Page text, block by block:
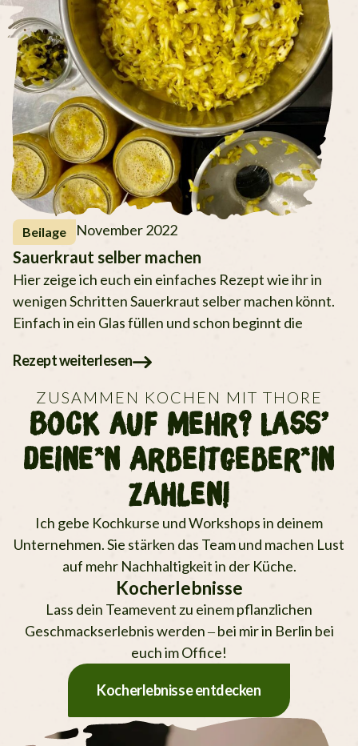
Beilage November 2022
Sauerkraut selber machen
Hier zeige ich euch ein einfaches Rezept wie ihr in
wenigen Schritten Sauerkraut selber machen könnt.
Einfach in ein Glas füllen und schon beginnt die
Rezept weiterlesen
ZUSAMMEN KOCHEN MIT THORE
Bock auf mehr? Lass’
deine*n Arbeitgeber*in
zahlen!
Ich gebe Kochkurse und Workshops in deinem
Unternehmen. Sie stärken das Team und machen Lust
auf mehr Nachhaltigkeit in der Küche.
Kocherlebnisse
Lass dein Teamevent zu einem pflanz­lichen
Geschmacks­erlebnis werden – bei mir in Berlin bei
euch im Office!
Kocherlebnisse entdecken